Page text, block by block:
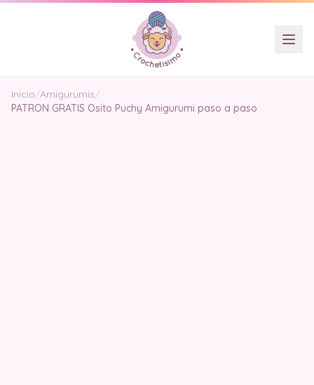
Inicio/Amigurumis/
PATRON GRATIS Osito Puchy Amigurumi paso a paso